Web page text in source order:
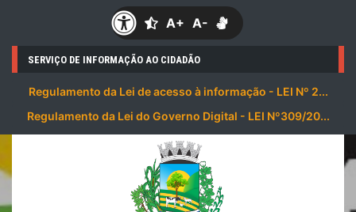
A+ A-
SERVIÇO DE INFORMAÇÃO AO CIDADÃO
Regulamento da Lei de acesso à informação - LEI Nº 2...
Regulamento da Lei do Governo Digital - LEI Nº309/20...